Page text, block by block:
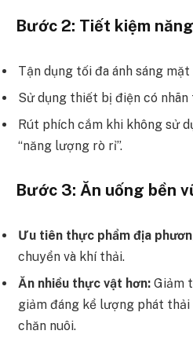
Bước 2: Tiết kiệm
Tận dụng tối đa ánh sáng
Sử dụng thiết bị điện có
Rút phích cắm khi không sử
“năng lượng rò rỉ”.
Bước 3: Ăn uống bền
Ưu tiên thực phẩm địa
chuyển và khí thải.
Ăn nhiều thực vật hơn: Giảm
giảm đáng kể lượng phát
chăn nuôi.